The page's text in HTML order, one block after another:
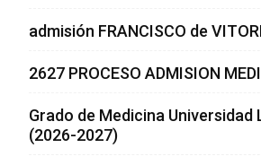
admisión FRANCISCO de
2627 PROCESO ADMISION
Grado de Medicina Universidad
(2026-2027)